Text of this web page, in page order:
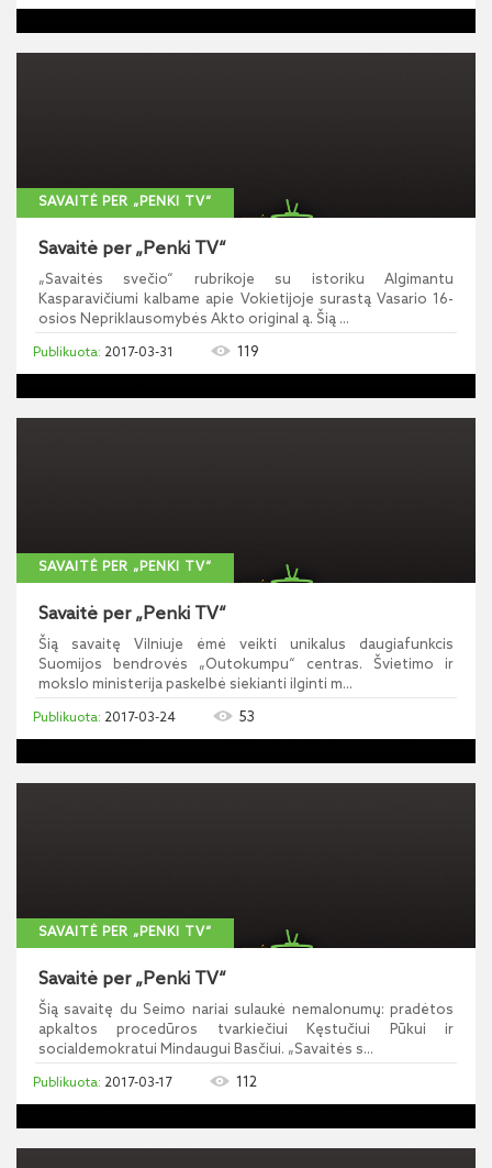
SAVAITĖ PER „PENKI TV“
Savaitė per „Penki TV“
„Savaitės svečio“ rubrikoje su istoriku Algimantu
Kasparavičiumi kalbame apie Vokietijoje surastą Vasario 16-
osios Nepriklausomybės Akto original ą. Šią ...
2017-03-31 119
SAVAITĖ PER „PENKI TV“
Savaitė per „Penki TV“
Šią savaitę Vilniuje ėmė veikti unikalus daugiafunkcis
Suomijos bendrovės „Outokumpu“ centras. Švietimo ir
mokslo ministerija paskelbė siekianti ilginti m...
2017-03-24 53
SAVAITĖ PER „PENKI TV“
Savaitė per „Penki TV“
Šią savaitę du Seimo nariai sulaukė nemalonumų: pradėtos
apkaltos procedūros tvarkiečiui Kęstučiui Pūkui ir
socialdemokratui Mindaugui Basčiui. „Savaitės s...
2017-03-17 112